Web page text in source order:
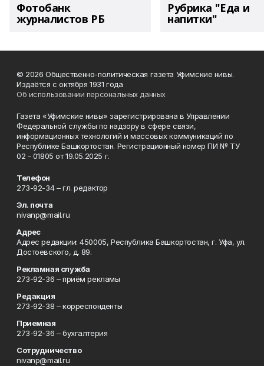
Фотобанк
журналистов РБ
Рубрика "Еда и
напитки"
© 2026 Общественно-политическая газета Уфимские нивы.
Издаётся с октября 1931 года
Об использовании персональных данных
Газета «Уфимские нивы» зарегистрирована в Управлении
Федеральной службы по надзору в сфере связи,
информационных технологий и массовых коммуникаций по
Республике Башкортостан. Регистрационный номер ПИ № ТУ
02 - 01805 от 19.05.2025 г.
Телефон
273-92-34 – гл. редактор
Эл. почта
nivanp@mail.ru
Адрес
Адрес редакции: 450005, Республика Башкортостан, г. Уфа, ул.
Достоевского, д. 89.
Рекламная служба
273-92-36 – приём рекламы
Редакция
273-92-38 – корреспонденты
Приемная
273-92-36 – бухгалтерия
Сотрудничество
nivanp@mail.ru